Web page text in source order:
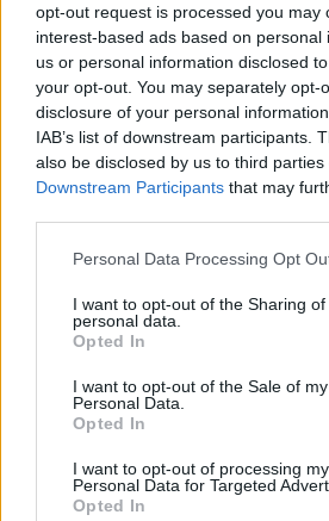
opt-out request is processed you may
interest-based ads based on personal
us or personal information disclosed
your opt-out. You may separately opt-
disclosure of your personal
IAB’s list of downstream participants.
also be disclosed by us to third parties
Downstream Participants that may
Please note that this website/app
not limited to your visit or usage
grant or deny consent to Google and
use your data for below specified
consent section.
Personal Data Processing Opt
I want to opt-out of the Sharing of
personal data.
Opted In
I want to opt-out of the Sale of my
Personal Data.
Opted In
I want to opt-out of processing my
Personal Data for Targeted
Opted In
Hitelfordulat 2026: elzárja a
állam
ELEMZÉSEK 2026. júl. 22.
Vagyonvisszaszerzés: amikor
gyorsabban fut, mint a jog
ELEMZÉSEK 2026. júl. 21.